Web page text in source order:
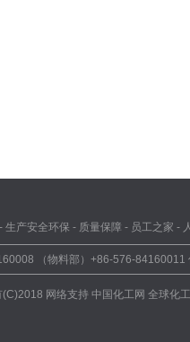
- 生产安全环保 - 质量保障 - 员工之家 -
（物料部）+86-576-
(C)2018 网络支持 中国化工网 全球化